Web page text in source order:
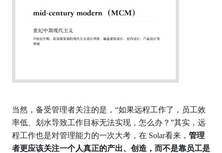
当然，备受管理者关注的是，“如果远程工作了，员工效
率低、划水导致工作目标无法实现，怎么办？”其实，远
程工作也是对管理能力的一次大考，在 Solar看来， 管理
者更应该关注一个人真正的产出、创造，而不是靠员工是